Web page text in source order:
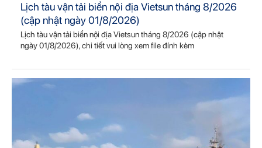
Lịch tàu vận tải biển nội địa Vietsun tháng 8/2026
(cập nhật ngày 01/8/2026)
Lịch tàu vận tải biển nội địa Vietsun tháng 8/2026 (cập nhật
ngày 01/8/2026), chi tiết vui lòng xem file đính kèm